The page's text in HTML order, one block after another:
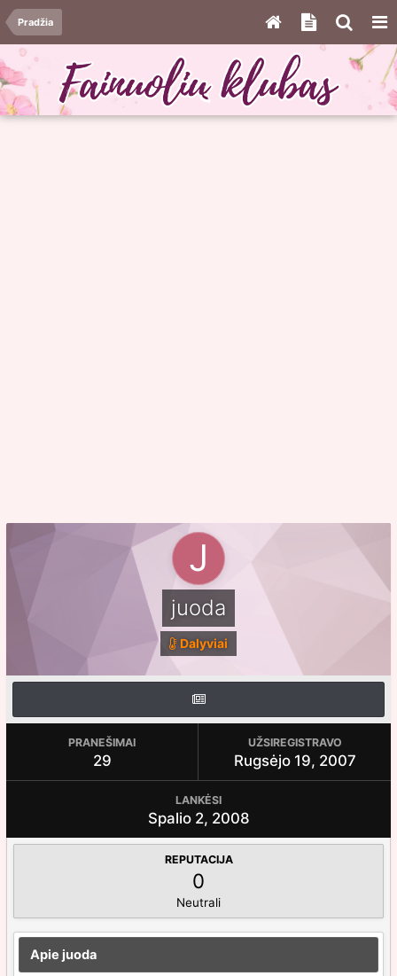
Pradžia
juoda
Dalyviai
PRANEŠIMAI
29
UŽSIREGISTRAVO
Rugsėjo 19, 2007
LANKĖSI
Spalio 2, 2008
REPUTACIJA
0
Neutrali
Apie juoda